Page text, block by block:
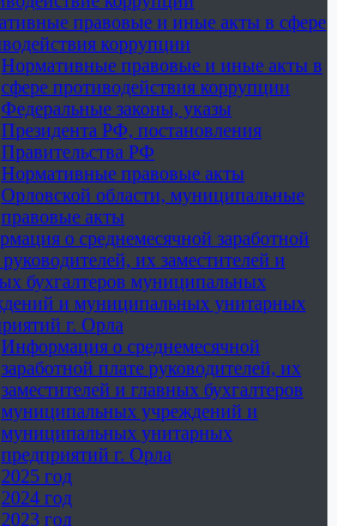
правовые и иные акты в сфере
коррупции
Нормативные правовые и иные акты в
сфере противодействия коррупции
Федеральные законы, указы
Президента РФ, постановления
Правительства РФ
Нормативные правовые акты
Орловской области, муниципальные
правовые акты
о среднемесячной заработной
руководителей, их заместителей и
бухгалтеров муниципальных
и муниципальных унитарных
г. Орла
Информация о среднемесячной
заработной плате руководителей, их
заместителей и главных бухгалтеров
муниципальных учреждений и
муниципальных унитарных
предприятий г. Орла
2025 год
2024 год
2023 год